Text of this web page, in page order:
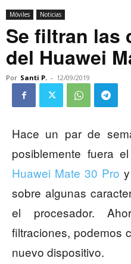
Móviles Noticias
Se filtran las
del Huawei
Por Santi P. - 12/09/2019
Hace un par de
posiblemente fuera el
Huawei Mate 30 Pro
sobre algunas
el procesador.
filtraciones, podemos
nuevo dispositivo.